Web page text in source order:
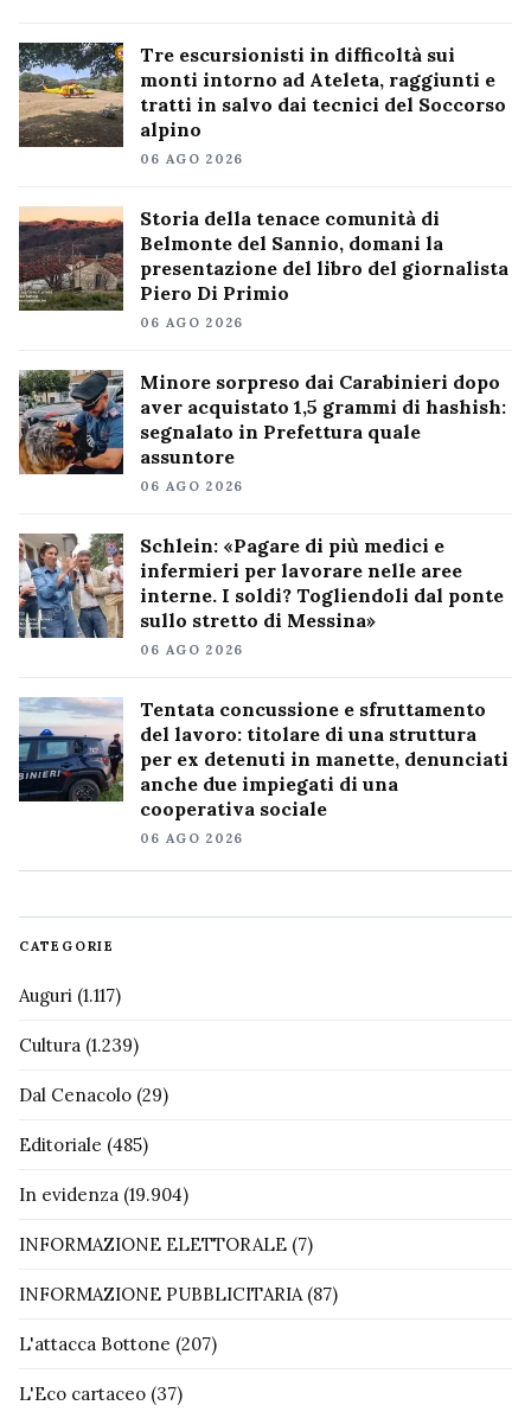
Tre escursionisti in difficoltà sui
monti intorno ad Ateleta, raggiunti e
tratti in salvo dai tecnici del Soccorso
alpino
06 AGO 2026
Storia della tenace comunità di
Belmonte del Sannio, domani la
presentazione del libro del giornalista
Piero Di Primio
06 AGO 2026
Minore sorpreso dai Carabinieri dopo
aver acquistato 1,5 grammi di hashish:
segnalato in Prefettura quale
assuntore
06 AGO 2026
Schlein: «Pagare di più medici e
infermieri per lavorare nelle aree
interne. I soldi? Togliendoli dal ponte
sullo stretto di Messina»
06 AGO 2026
Tentata concussione e sfruttamento
del lavoro: titolare di una struttura
per ex detenuti in manette, denunciati
anche due impiegati di una
cooperativa sociale
06 AGO 2026
CATEGORIE
Auguri (1.117)
Cultura (1.239)
Dal Cenacolo (29)
Editoriale (485)
In evidenza (19.904)
INFORMAZIONE ELETTORALE (7)
INFORMAZIONE PUBBLICITARIA(87)
L'attacca Bottone (207)
L'Eco cartaceo (37)